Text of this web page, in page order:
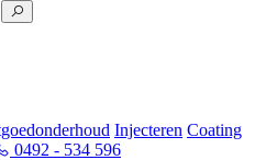
Injecteren Coating
0492 - 534 596